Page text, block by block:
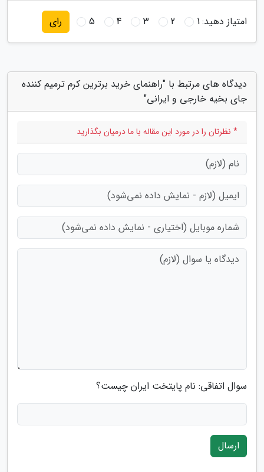
امتیاز دهید:1
2
3
4
5 رای
دیدگاه های مرتبط با "راهنمای خرید برترین کرم ترمیم کننده
جای بخیه خارجی و ایرانی"
* نظرتان را در مورد این مقاله با ما درمیان بگذارید
سوال اتفاقی: نام پایتخت ایران چیست؟
ارسال